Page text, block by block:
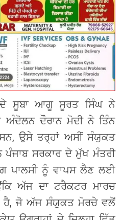
ਦੇ ਸੂਬਾ ਆਗੂ ਸੂਰਤ ਸਿੰਘ ਨੇ
ਅੰਦੋਲਨ ਦੌਰਾਨ ਮੋਦੀ ਨੇ ਤਿੰਨ
ਉਸੇ ਤਰ੍ਹਾਂ ਅਸੀਂ ਸੰਯੁਕਤ
ਸਰਕਾਰ ਦੇ ਮੁੱਖ ਮੰਤਰੀ
ਪਾਲਸੀ ਨੂੰ ਵਾਪਸ ਲੈਣ ਲਈ
ਅੱਜ ਦਾ ਟਰੈਕਟਰ ਮਾਰਚ
ਹੈ, ਜੋ ਅੱਜ ਸੰਯੁਕਤ ਮੋਰਚੇ ਵਲੋਂ